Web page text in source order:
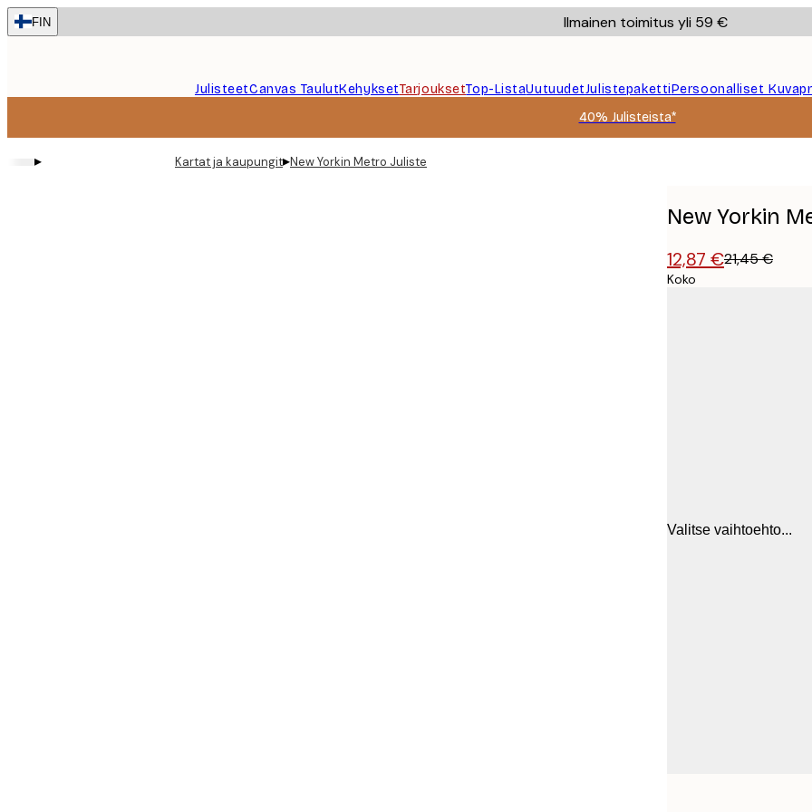
Skip
to
FIN Ilmainen toimitus yli 59 €
JulisteetCanvas TaulutKehyksetTarjouksetTop-ListaUutuudetJulistepakettiPersoonalliset
40% Julisteista*
▸ Kartat ja kaupungit▸New Yorkin Metro Juliste
New Yorkin
12,87 €21,45 €
Koko
Valitse vaihtoehto...